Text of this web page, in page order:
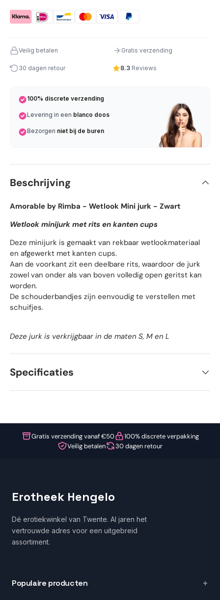
Veilig betalen Gratis verzending
30 dagen retour 8.3 Reviews
100% discrete verzending
Levering in een blanco doos
Bezorgen niet bij de buren
Beschrijving
Amorable by Rimba - Wetlook Mini jurk - Zwart
Wetlook minijurk met rits en kanten cups
Deze minijurk is gemaakt van rekbaar wetlookmateriaal
en afgewerkt met kanten cups.
Aan de voorkant zit een deelbare rits, waardoor de jurk
zowel van onder als van boven volledig open geritst kan
worden.
De schouderbandjes zijn eenvoudig te verstellen met
schuifjes.
Deze jurk is verkrijgbaar in de maten S, M en L
Specificaties
Gratis verzending vanaf €50
100% discrete verpakking
Veilig betalen
30 dagen retour
Erotheek Hengelo
Dé erotiekwinkel van Twente. Al jaren het
vertrouwde adres voor een uitgebreid
assortiment.
Populaire producten